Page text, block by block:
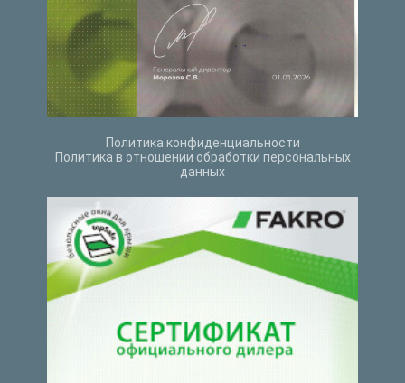
Политика конфиденциальности
Политика в отношении обработки персональных
данных